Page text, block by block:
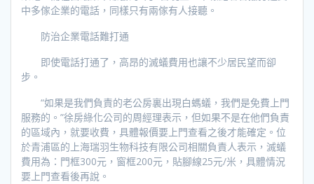
中多傢企業的電話，同樣只有兩傢有人接聽。
防治企業電話難打通
即使電話打通了，高昂的滅蟻費用也讓不少居民望而卻
步。
“如果是我們負責的老公房裏出現白螞蟻，我們是免費上門
服務的。”徐房綠化公司的周經理表示，但如果不是在他們負責
的區域內，就要收費，具體報價要上門查看之後才能確定。位
於青浦區的上海瑞羽生物科技有限公司相關負責人表示，滅蟻
費用為：門框300元，窗框200元，貼腳線25元/米，具體情況
要上門查看後再說。